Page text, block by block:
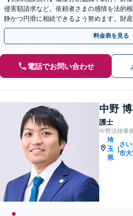
侵害額請求など。依頼者さまの感情を法的
静かつ円滑に相続できるよう努めます。財
対応します。
料金表を見る
電話でお問い合わせ
中野
護士
中野法律事
埼
玉
県
|
さ
市